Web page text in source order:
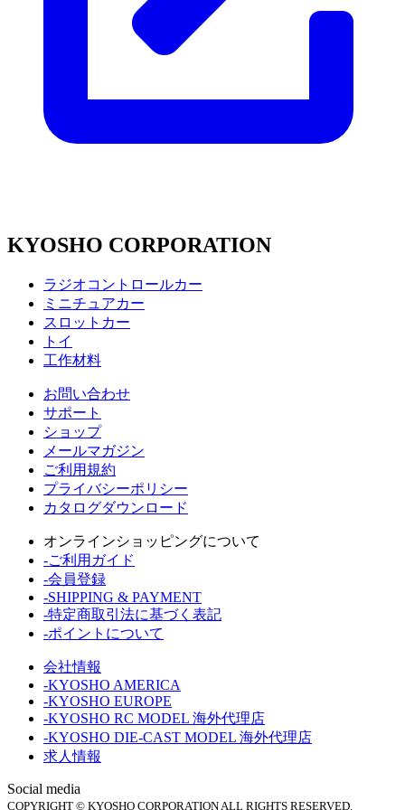
KYOSHO CORPORATION
ラジオコントロールカー
ミニチュアカー
スロットカー
トイ
工作材料
お問い合わせ
サポート
ショップ
メールマガジン
ご利用規約
プライバシーポリシー
カタログダウンロード
オンラインショッピングについて
-ご利用ガイド
-会員登録
-SHIPPING & PAYMENT
-特定商取引法に基づく表記
-ポイントについて
会社情報
-KYOSHO AMERICA
-KYOSHO EUROPE
-KYOSHO RC MODEL 海外代理店
-KYOSHO DIE-CAST MODEL 海外代理店
求人情報
Social media
COPYRIGHT © KYOSHO CORPORATION ALL RIGHTS RESERVED.